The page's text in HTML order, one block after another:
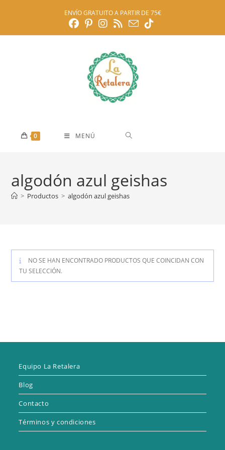
ENVÍO GRATUITO A PARTIR DE 75€
0 MENÚ
algodón azul geishas
> Productos > algodón azul geishas
NO SE HAN ENCONTRADO PRODUCTOS QUE COINCIDAN CON
TU SELECCIÓN.
Equipo La Retalera
Blog
Contacto
Términos y condiciones